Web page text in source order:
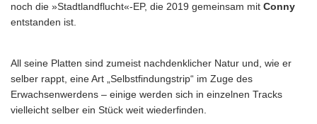
noch die »Stadtlandflucht«-EP, die 2019 gemeinsam mit Conny
entstanden ist.
All seine Platten sind zumeist nachdenklicher Natur und, wie er
selber rappt, eine Art „Selbstfindungstrip“ im Zuge des
Erwachsenwerdens – einige werden sich in einzelnen Tracks
vielleicht selber ein Stück weit wiederfinden.